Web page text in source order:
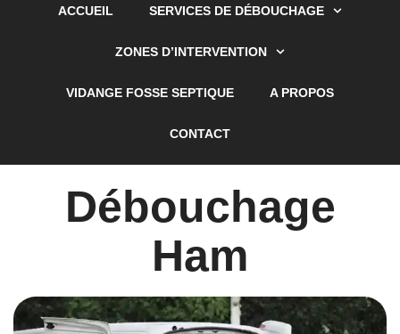
ACCUEIL SERVICES DE DÉBOUCHAGE
ZONES D’INTERVENTION
VIDANGE FOSSE SEPTIQUE A PROPOS
CONTACT
Débouchage
Ham